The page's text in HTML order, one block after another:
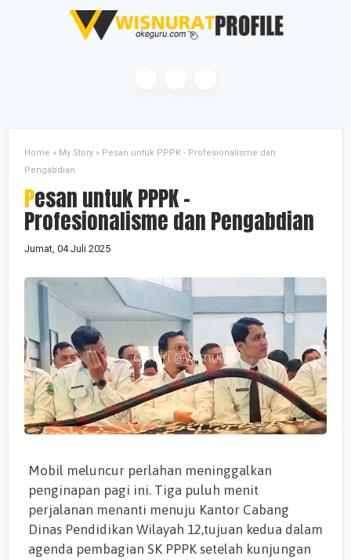
Home » My Story » Pesan untuk PPPK - Profesionalisme dan
Pengabdian
Pesan untuk PPPK -
Profesionalisme dan Pengabdian
Jumat, 04 Juli 2025
Mobil meluncur perlahan meninggalkan
penginapan pagi ini. Tiga puluh menit
perjalanan menanti menuju Kantor Cabang
Dinas Pendidikan Wilayah 12,tujuan kedua dalam
agenda pembagian SK PPPK setelah kunjungan